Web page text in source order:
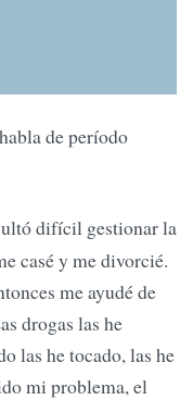
de período
difícil gestionar la
casé y me divorcié.
me ayudé de
drogas las he
las he tocado, las he
mi problema, el